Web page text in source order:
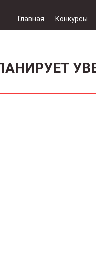
Главная Конкурсы